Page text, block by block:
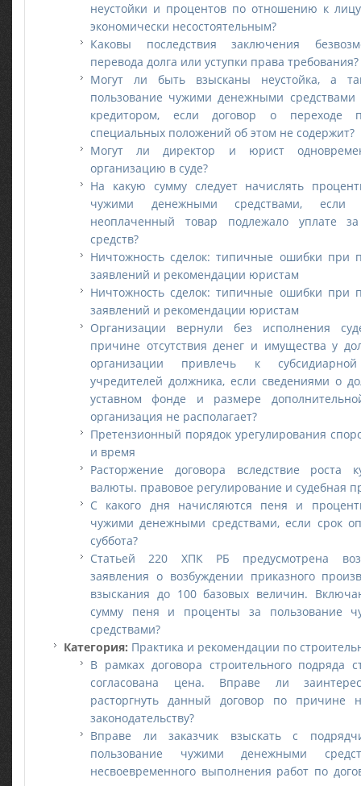
неустойки и процентов по отношению к
экономически несостоятельным?
Каковы последствия заключения
перевода долга или уступки права требования?
Могут ли быть взысканы неустойка, а
пользование чужими денежными
кредитором, если договор о переходе
специальных положений об этом не содержит?
Могут ли директор и юрист
организацию в суде?
На какую сумму следует начислять
чужими денежными средствами,
неоплаченный товар подлежало уплате
средств?
Ничтожность сделок: типичные ошибки при
заявлений и рекомендации юристам
Ничтожность сделок: типичные ошибки при
заявлений и рекомендации юристам
Организации вернули без исполнения
причине отсутствия денег и имущества у
организации привлечь к субсидиарной
учредителей должника, если сведениями о
уставном фонде и размере
организация не располагает?
Претензионный порядок урегулирования
и время
Расторжение договора вследствие роста
валюты. правовое регулирование и судебная
С какого дня начисляются пеня и
чужими денежными средствами, если срок
суббота?
Статьей 220 ХПК РБ предусмотрена
заявления о возбуждении приказного
взыскания до 100 базовых величин.
сумму пеня и проценты за пользование
средствами?
Категория: Практика и рекомендации по
В рамках договора строительного подряда
согласована цена. Вправе ли
расторгнуть данный договор по причине
законодательству?
Вправе ли заказчик взыскать с
пользование чужими денежными
несвоевременного выполнения работ по